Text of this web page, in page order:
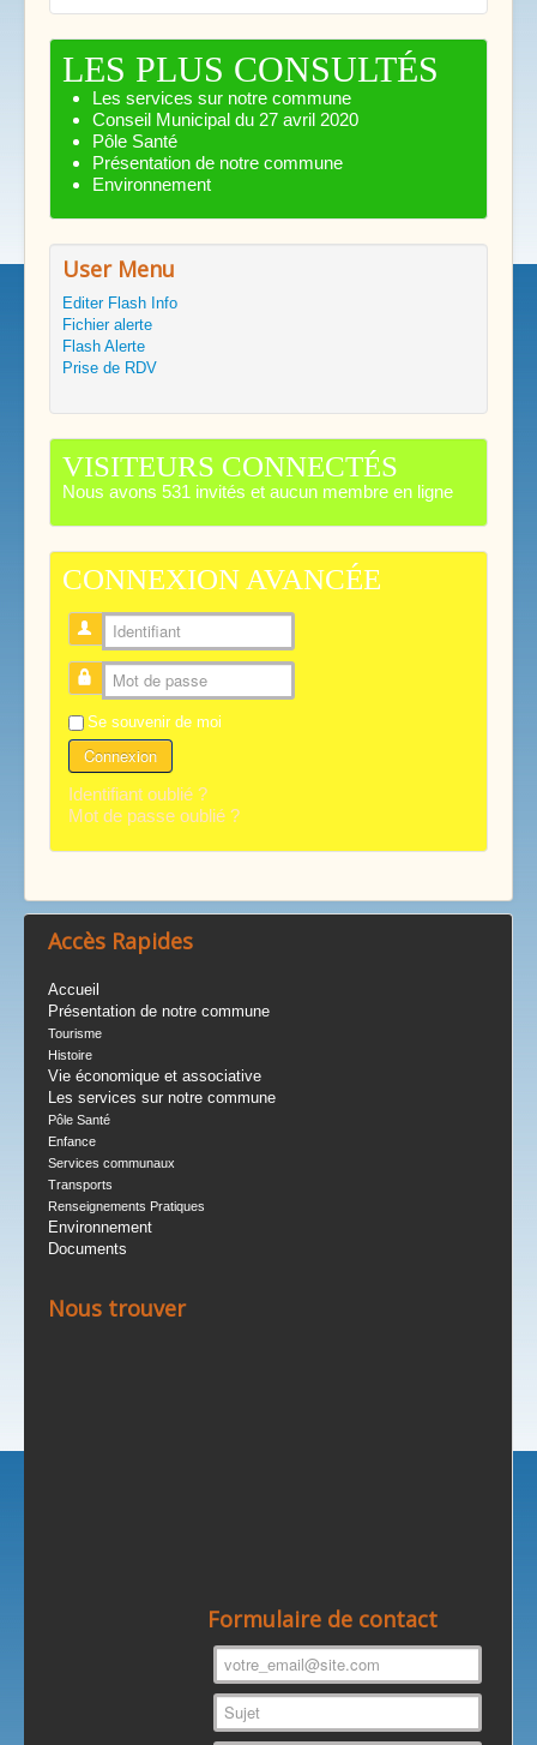
LES PLUS CONSULTÉS
Les services sur notre commune
Conseil Municipal du 27 avril 2020
Pôle Santé
Présentation de notre commune
Environnement
User Menu
Editer Flash Info
Fichier alerte
Flash Alerte
Prise de RDV
VISITEURS CONNECTÉS
Nous avons 531 invités et aucun membre en ligne
CONNEXION AVANCÉE
Identifiant
Mot de passe
Se souvenir de moi
Connexion
Identifiant oublié ?
Mot de passe oublié ?
Accès Rapides
Accueil
Présentation de notre commune
Tourisme
Histoire
Vie économique et associative
Les services sur notre commune
Pôle Santé
Enfance
Services communaux
Transports
Renseignements Pratiques
Environnement
Documents
Nous trouver
Formulaire de contact